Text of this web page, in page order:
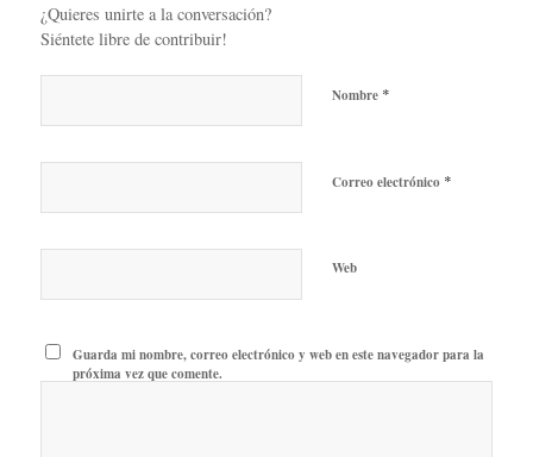
¿Quieres unirte a la conversación?
Siéntete libre de contribuir!
Nombre *
Correo electrónico *
Web
Guarda mi nombre, correo electrónico y web en este navegador para la
próxima vez que comente.